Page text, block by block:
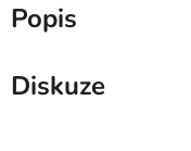
Popis
Diskuze